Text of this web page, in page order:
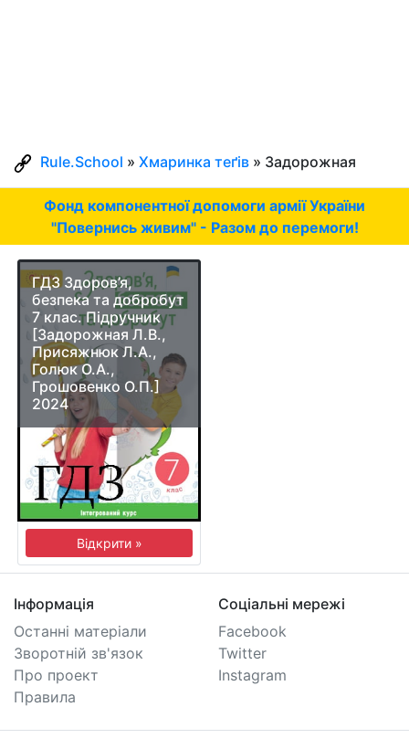
Rule.School » Хмаринка теґів » Задорожная
Фонд компонентної допомоги армії України
"Повернись живим" - Разом до перемоги!
ГДЗ Здоров’я,
безпека та добробут
7 клас. Підручник
[Задорожная Л.В.,
Присяжнюк Л.А.,
Голюк О.А.,
Грошовенко О.П.]
2024
Відкрити »
Інформація
Останні матеріали
Зворотній зв'язок
Про проект
Правила
Соціальні мережі
Facebook
Twitter
Instagram